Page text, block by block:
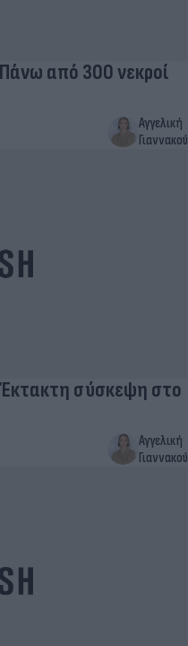
από 300 νεκροί
Αγγελική
Γιαννακού
σύσκεψη στο
Αγγελική
Γιαννακού